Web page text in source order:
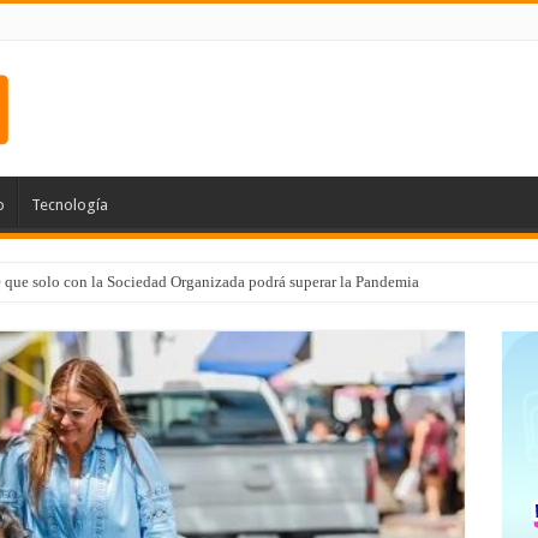
Tecnología
solo con la Sociedad Organizada podrá superar la Pandemia
Médico 24/7